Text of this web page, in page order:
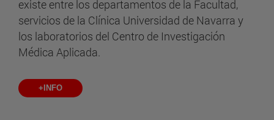
existe entre los departamentos de la Facultad,
servicios de la Clínica Universidad de Navarra y
los laboratorios del Centro de Investigación
Médica Aplicada.
+INFO